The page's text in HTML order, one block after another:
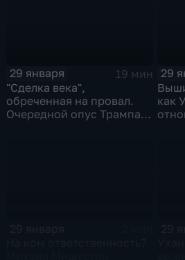
29 января
19 мин
"Сделка века",
обреченная на провал.
Очередной опус Трампа.
29
как